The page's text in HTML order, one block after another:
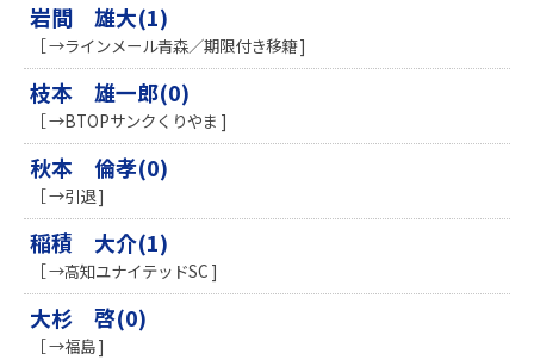
岩間 雄大(1)
［ →ラインメール青森／期限付き移籍 ]
枝本 雄一郎(0)
［ →BTOPサンクくりやま ]
秋本 倫孝(0)
［ →引退 ]
稲積 大介(1)
［ →高知ユナイテッドSC ]
大杉 啓(0)
［ →福島 ]